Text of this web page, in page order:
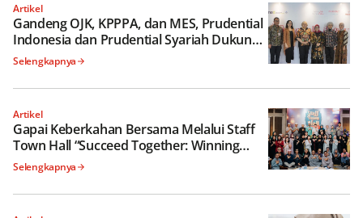
Artikel
Gandeng OJK, KPPPA, dan MES, Prudential
Indonesia dan Prudential Syariah Dukung
Jutaan Perempuan Indonesia Tingkatkan
Literasi Keuangan
Selengkapnya
Artikel
Gapai Keberkahan Bersama Melalui Staff
Town Hall “Succeed Together: Winning
With The Sharia Community”
Selengkapnya